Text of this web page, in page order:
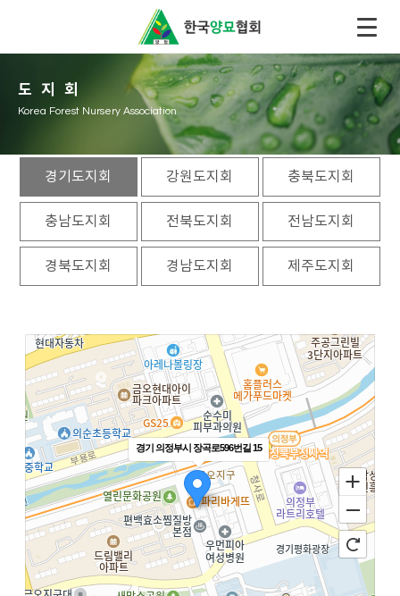
도지회
Korea Forest Nursery Association
경기도지회 강원도지회 충북도지회
충남도지회 전북도지회 전남도지회
경북도지회 경남도지회 제주도지회